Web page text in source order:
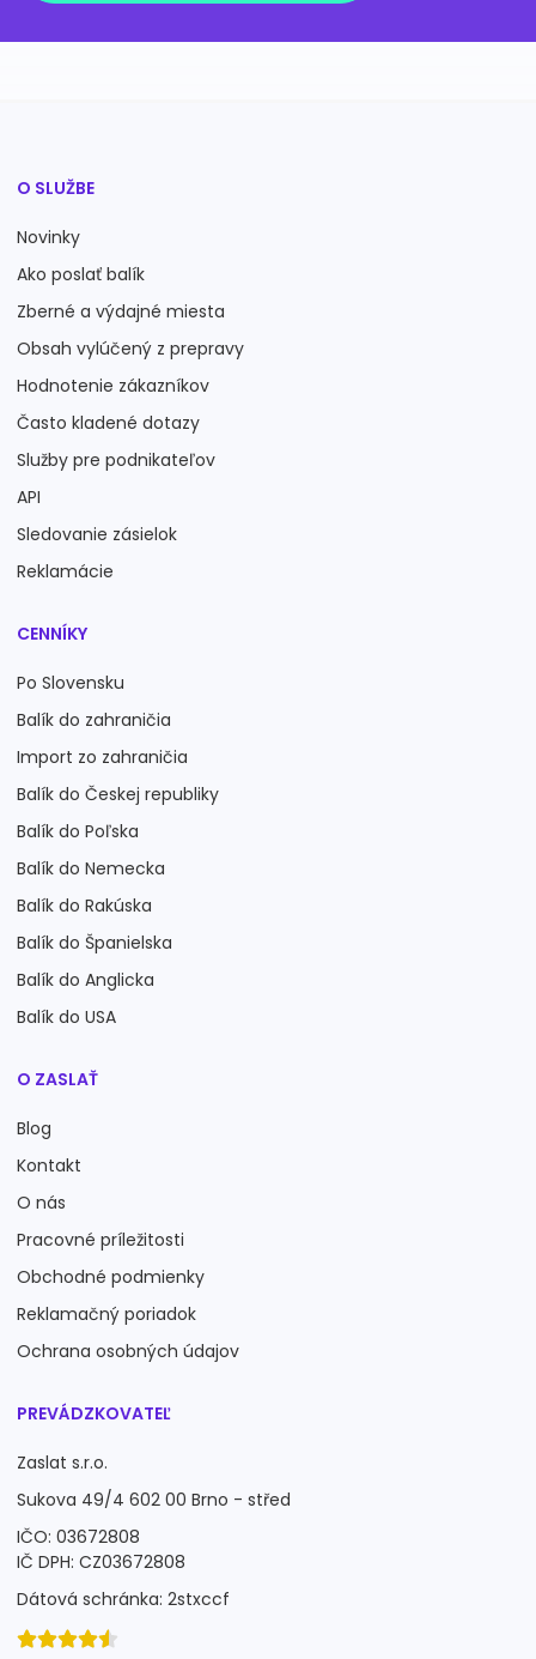
O SLUŽBE
Novinky
Ako poslať balík
Zberné a výdajné miesta
Obsah vylúčený z prepravy
Hodnotenie zákazníkov
Často kladené dotazy
Služby pre podnikateľov
API
Sledovanie zásielok
Reklamácie
CENNÍKY
Po Slovensku
Balík do zahraničia
Import zo zahraničia
Balík do Českej republiky
Balík do Poľska
Balík do Nemecka
Balík do Rakúska
Balík do Španielska
Balík do Anglicka
Balík do USA
O ZASLAŤ
Blog
Kontakt
O nás
Pracovné príležitosti
Obchodné podmienky
Reklamačný poriadok
Ochrana osobných údajov
PREVÁDZKOVATEĽ
Zaslat s.r.o.
Sukova 49/4 602 00 Brno - střed
IČO: 03672808
IČ DPH: CZ03672808
Dátová schránka: 2stxccf